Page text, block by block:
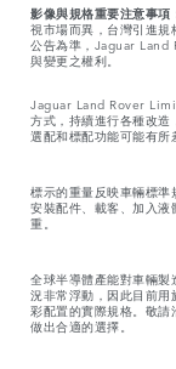
影像與規格重要注意事項
視市場而異，台灣引進
公告為準，Jaguar Land
與變更之權利。
Jaguar Land Rover
方式，持續進行各種改
選配和標配功能可能有所
標示的重量反映車輛標
安裝配件、載客、加入
重。
全球半導體產能對車輛
況非常浮動，因此目前
彩配置的實際規格。敬
做出合適的選擇。